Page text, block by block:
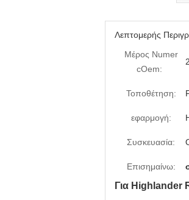
Λεπτομερής
Μέρος Numer
cOem:
Τοποθέτηση:
εφαρμογή:
Συσκευασία:
Επισημαίνω:
Για Highlander